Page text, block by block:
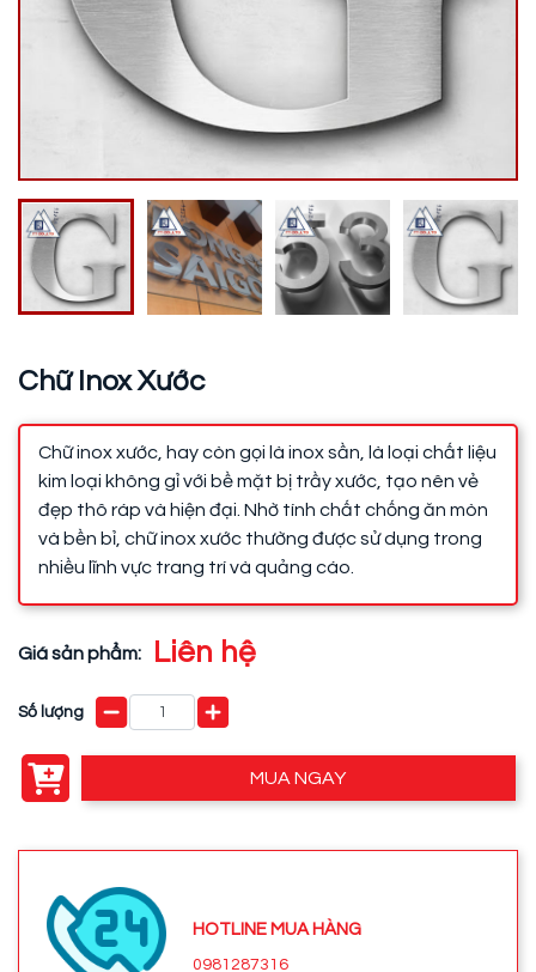
Chữ Inox Xước
Chữ inox xước, hay còn gọi là inox sần, là loại chất liệu
kim loại không gỉ với bề mặt bị trầy xước, tạo nên vẻ
đẹp thô ráp và hiện đại. Nhờ tính chất chống ăn mòn
và bền bỉ, chữ inox xước thường được sử dụng trong
nhiều lĩnh vực trang trí và quảng cáo.
Giá sản phẩm: Liên hệ
Số lượng
MUA NGAY
HOTLINE MUA HÀNG
0981287316